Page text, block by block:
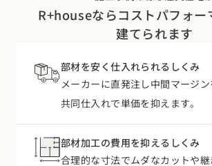
部材を安く仕入れられるしくみ
メーカーに直発注し中間マージン
共同仕入れで単価を抑えます。
部材加工の費用を抑えるしくみ
無くし、処理費用もかかりません